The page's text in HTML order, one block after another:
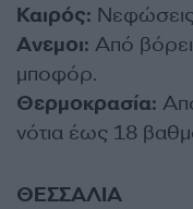
Καιρός:
Ανεμοι: Από
μποφόρ.
Θερμοκρασία:
νότια έως 18
ΘΕΣΣΑΛΙΑ